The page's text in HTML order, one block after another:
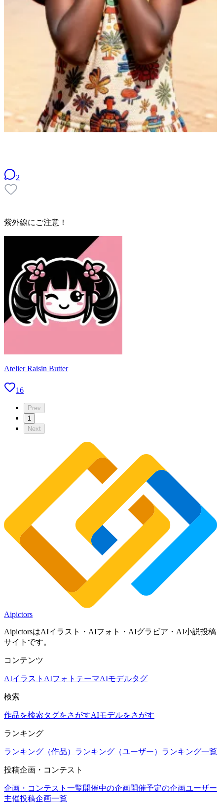
2
紫外線にご注意！
Atelier Raisin Butter
16
Prev
1
Next
Aipictors
AipictorsはAIイラスト・AIフォト・AIグラビア・AI小説投稿
サイトです。
コンテンツ
AIイラスト AIフォト テーマAIモデルタグ
検索
作品を検索タグをさがすAIモデルをさがす
ランキング
ランキング（作品） ランキング（ユーザー） ランキング一覧
投稿企画・コンテスト
企画・コンテスト一覧開催中の企画開催予定の企画ユーザー
主催投稿企画一覧